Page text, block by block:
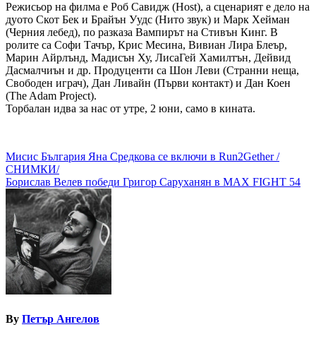
Режисьор на филма е Роб Савидж (Host), а сценарият е дело на
дуото Скот Бек и Брайън Уудс (Нито звук) и Марк Хейман
(Черния лебед), по разказа Вампирът на Стивън Кинг. В
ролите са Софи Тачър, Крис Месина, Вивиан Лира Блеър,
Марин Айрлънд, Мадисън Ху, ЛисаГей Хамилтън, Дейвид
Дасмалчиън и др. Продуценти са Шон Леви (Странни неща,
Свободен играч), Дан Ливайн (Първи контакт) и Дан Коен
(The Adam Project).
Торбалан идва за нас от утре, 2 юни, само в кината.
Навигация
Мисис България Яна Средкова се включи в Run2Gether /
СНИМКИ/
Борислав Велев победи Григор Саруханян в MAX FIGHT 54
By Петър Ангелов